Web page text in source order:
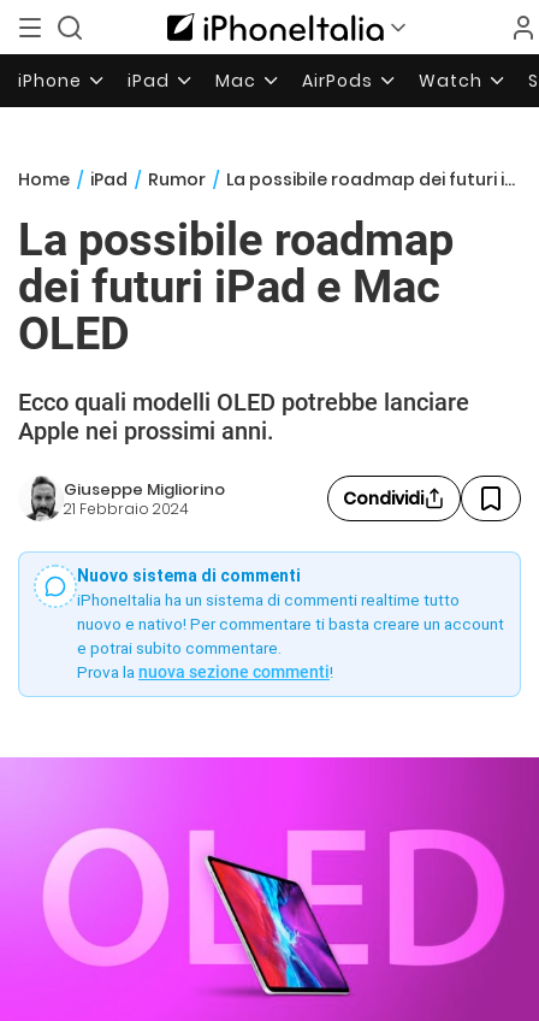
iPhone iPad Mac AirPods Watch
Home / iPad / Rumor / La possibile roadmap dei futuri iPad e Mac OLED
La possibile roadmap
dei futuri iPad e Mac
OLED
Ecco quali modelli OLED potrebbe lanciare
Apple nei prossimi anni.
Giuseppe Migliorino
21 Febbraio 2024 Condividi
Nuovo sistema di commenti
iPhoneItalia ha un sistema di commenti realtime tutto
nuovo e nativo! Per commentare ti basta creare un account
e potrai subito commentare.
Prova la nuova sezione commenti!